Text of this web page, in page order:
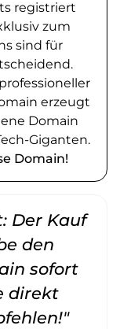
registriert
zum
sind für
erzeugt
Domain
Giganten.
Domain!
Der Kauf
den
sofort
direkt